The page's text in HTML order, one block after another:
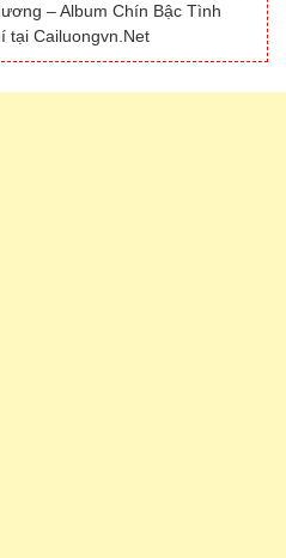
– Album Chín Bậc Tình
tại Cailuongvn.Net